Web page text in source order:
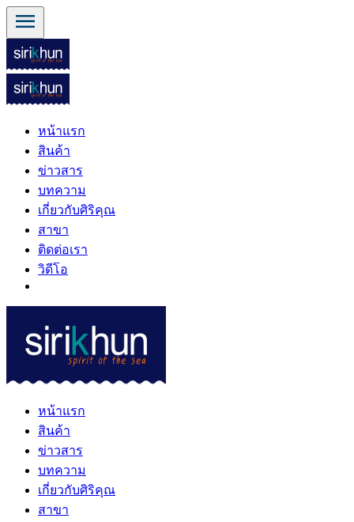
menu
หน้าแรก
สินค้า
ข่าวสาร
บทความ
เกี่ยวกับศิริคุณ
สาขา
ติดต่อเรา
วิดีโอ
หน้าแรก
สินค้า
ข่าวสาร
บทความ
เกี่ยวกับศิริคุณ
สาขา